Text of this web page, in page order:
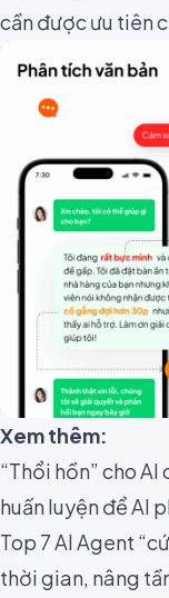
cần được ưu tiên
Xem thêm:
“Thổi hồn” cho
huấn luyện để AI
Top 7 AI Agent
thời gian, nâng